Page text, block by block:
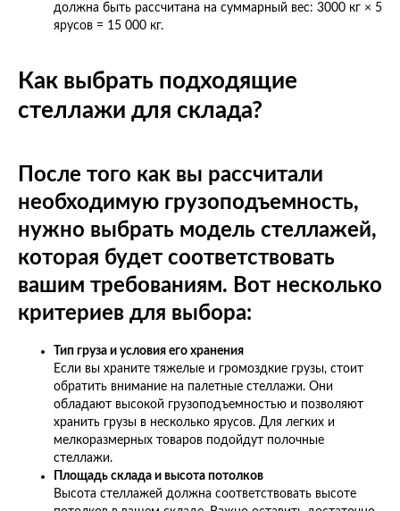
должна быть рассчитана на суммарный вес: 3000 кг × 5
ярусов = 15 000 кг.
Как выбрать подходящие
стеллажи для склада?
После того как вы рассчитали
необходимую грузоподъемность,
нужно выбрать модель стеллажей,
которая будет соответствовать
вашим требованиям. Вот несколько
критериев для выбора:
Тип груза и условия его хранения
Если вы храните тяжелые и громоздкие грузы, стоит
обратить внимание на палетные стеллажи. Они
обладают высокой грузоподъемностью и позволяют
хранить грузы в несколько ярусов. Для легких и
мелкоразмерных товаров подойдут полочные
стеллажи.
Площадь склада и высота потолков
Высота стеллажей должна соответствовать высоте